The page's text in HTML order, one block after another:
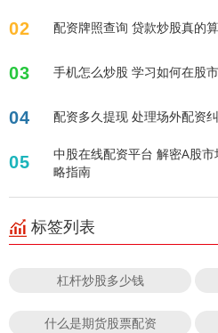
02 配资牌照查询 贷款炒股真的
03 手机怎么炒股 学习如何在股
04 配资多久提现 处理场外配资
05
中股在线配资平台 解密A股
略指南
标签列表
杠杆炒股多少钱
什么是期货股票配资